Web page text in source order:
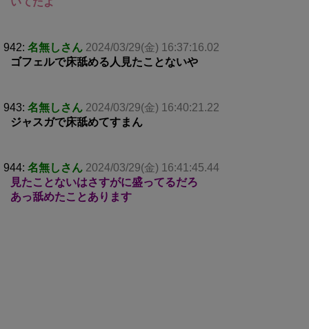
942: 名無しさん 2024/03/29(金) 16:37:16.02
ゴフェルで床舐める人見たことないや
943: 名無しさん 2024/03/29(金) 16:40:21.22
ジャスガで床舐めてすまん
944: 名無しさん 2024/03/29(金) 16:41:45.44
見たことないはさすがに盛ってるだろ
あっ舐めたことあります